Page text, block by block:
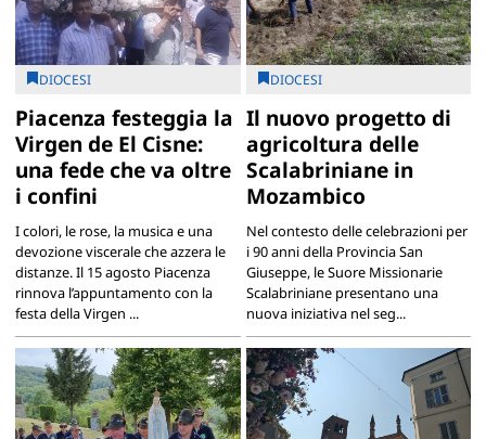
DIOCESI
Piacenza festeggia la
Virgen de El Cisne:
una fede che va oltre
i confini
I colori, le rose, la musica e una
devozione viscerale che azzera le
distanze. Il 15 agosto Piacenza
rinnova l’appuntamento con la
festa della Virgen ...
DIOCESI
Il nuovo progetto di
agricoltura delle
Scalabriniane in
Mozambico
Nel contesto delle celebrazioni per
i 90 anni della Provincia San
Giuseppe, le Suore Missionarie
Scalabriniane presentano una
nuova iniziativa nel seg...